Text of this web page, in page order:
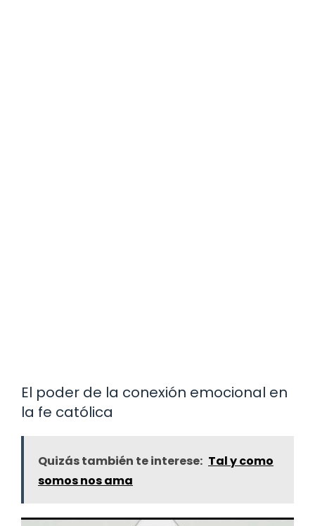
El poder de la conexión emocional en
la fe católica
Quizás también te interese: Tal y como
somos nos ama